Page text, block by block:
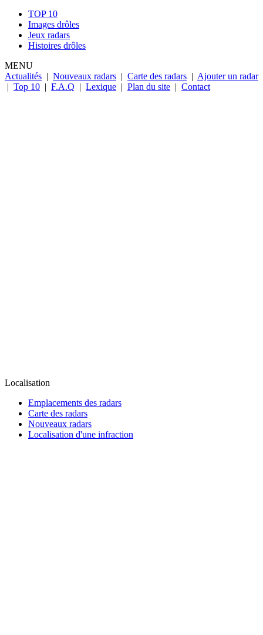
TOP 10
Images drôles
Jeux radars
Histoires drôles
MENU
Actualités | Nouveaux radars | Carte des radars | Ajouter un radar
| Top 10 | F.A.Q | Lexique | Plan du site | Contact
Localisation
Emplacements des radars
Carte des radars
Nouveaux radars
Localisation d'une infraction